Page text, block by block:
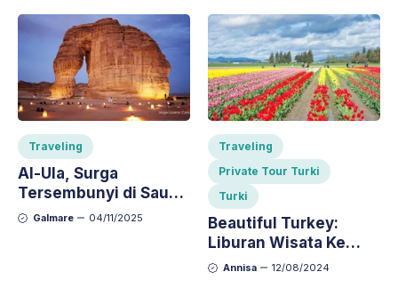
Traveling
Al-Ula, Surga
Tersembunyi di Saudi:
Pesona Gurun,
Galmare 04/11/2025
Traveling
Private Tour Turki
Turki
Beautiful Turkey:
Liburan Wisata Ke
Turki 9 Hari Bulan
Annisa 12/08/2024